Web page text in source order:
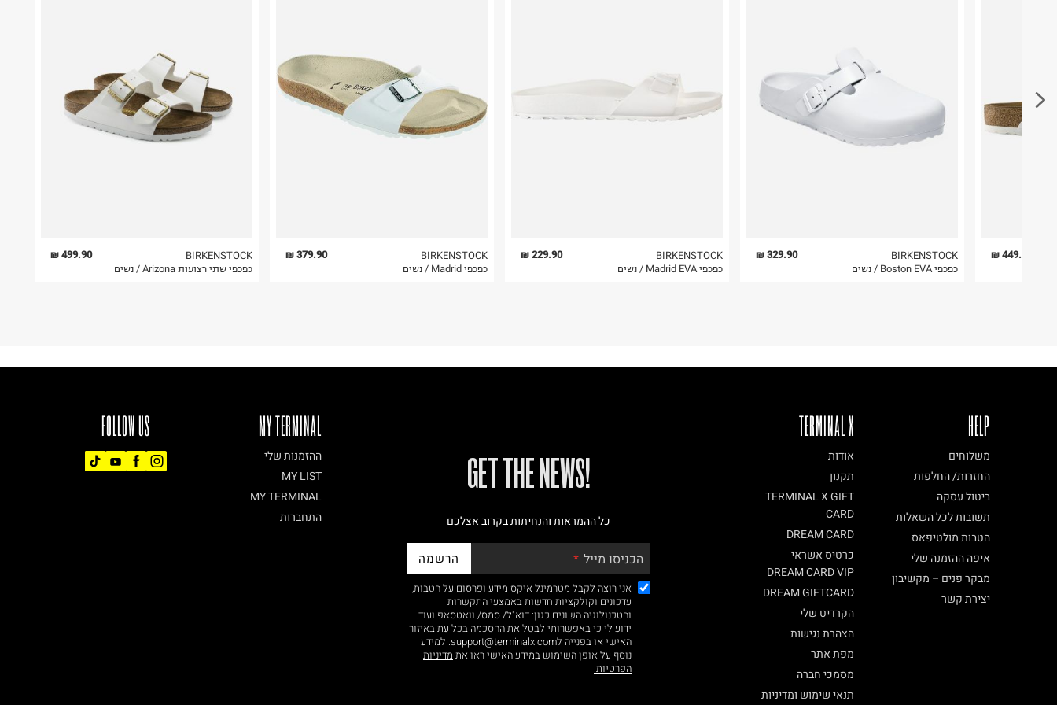
499.90 ₪
BIRKENSTOCK
כפכפי שתי רצועות Arizona / נשים
379.90 ₪
BIRKENSTOCK
כפכפי Madrid / נשים
229.90 ₪
BIRKENSTOCK
כפכפי Madrid EVA / נשים
329.90 ₪
BIRKENSTOCK
כפכפי Boston EVA / נשים
449.90 ₪
FOLLOW US MY TERMINAL
ההזמנות שלי
MY LIST
MY TERMINAL
התחברות
!GET THE NEWS
כל ההמראות והנחיתות בקרוב אצלכם
הכניסו מייל הרשמה
אני רוצה לקבל מטרמינל איקס מידע ופרסום על הטבות,
עדכונים וקולקציות חדשות באמצעי התקשרות
והטכנולוגיה השונים כגון: דוא"ל/ סמס/ וואטסאפ ועוד.
ידוע לי כי באפשרותי לבטל את ההסכמה בכל עת באיזור
האישי או בפנייה לsupport@terminalx.com. למידע
נוסף על אופן השימוש במידע האישי ראו את מדיניות
הפרטיות.
TERMINAL X
אודות
תקנון
TERMINAL X GIFT
CARD
DREAM CARD
כרטיס אשראי
DREAM CARD VIP
DREAM GIFTCARD
הקרדיט שלי
הצהרת נגישות
מפת אתר
מסמכי חברה
תנאי שימוש ומדיניות
HELP
משלוחים
החזרות/ החלפות
ביטול עסקה
תשובות לכל השאלות
הטבות מולטיפאס
איפה ההזמנה שלי
מבקר פנים – מקשיבון
יצירת קשר